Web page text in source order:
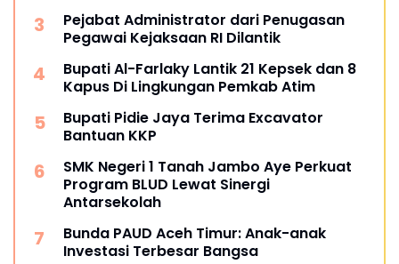
Pejabat Administrator dari Penugasan
Pegawai Kejaksaan RI Dilantik
Bupati Al-Farlaky Lantik 21 Kepsek dan 8
Kapus Di Lingkungan Pemkab Atim
Bupati Pidie Jaya Terima Excavator
Bantuan KKP
SMK Negeri 1 Tanah Jambo Aye Perkuat
Program BLUD Lewat Sinergi
Antarsekolah
Bunda PAUD Aceh Timur: Anak-anak
Investasi Terbesar Bangsa